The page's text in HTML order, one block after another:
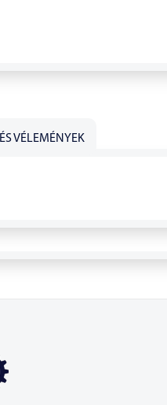
ÉS VÉLEMÉNYEK